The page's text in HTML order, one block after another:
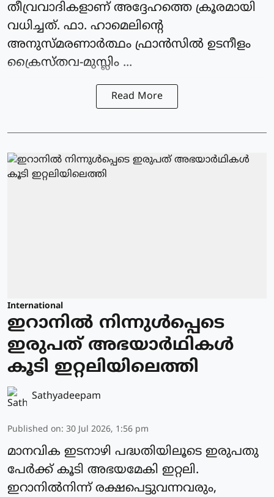
തീവ്രവാദികളാണ് അദ്ദേഹത്തെ ക്രൂരമായി
വധിച്ചത്. ഫാ. ഹാമെലിന്റെ
അനുസ്മരണാര്‍ത്ഥം ഫ്രാന്‍സില്‍ ഉടനീളം
ക്രൈസ്തവ-മുസ്ലിം ...
Read More
International
ഇറാനിൽ നിന്നുള്‍പ്പെടെ
ഇരുപത് അഭയാര്‍ഥികള്‍
കൂടി ഇറ്റലിയിലെത്തി
Sathyadeepam
Published on: 30 Jul 2026, 1:56 pm
മാനവിക ഇടനാഴി പദ്ധതിയിലൂടെ ഇരുപതു
പേര്‍ക്ക് കൂടി അഭയമേകി ഇറ്റലി.
ഇറാനില്‍നിന്ന് രക്ഷപെട്ടുവന്നവരും,